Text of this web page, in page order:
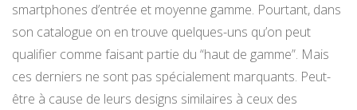
smartphones d’entrée et moyenne gamme. Pourtant, dans
son catalogue on en trouve quelques-uns qu’on peut
qualifier comme faisant partie du “haut de gamme”. Mais
ces derniers ne sont pas spécialement marquants. Peut-
être à cause de leurs designs similaires à ceux des